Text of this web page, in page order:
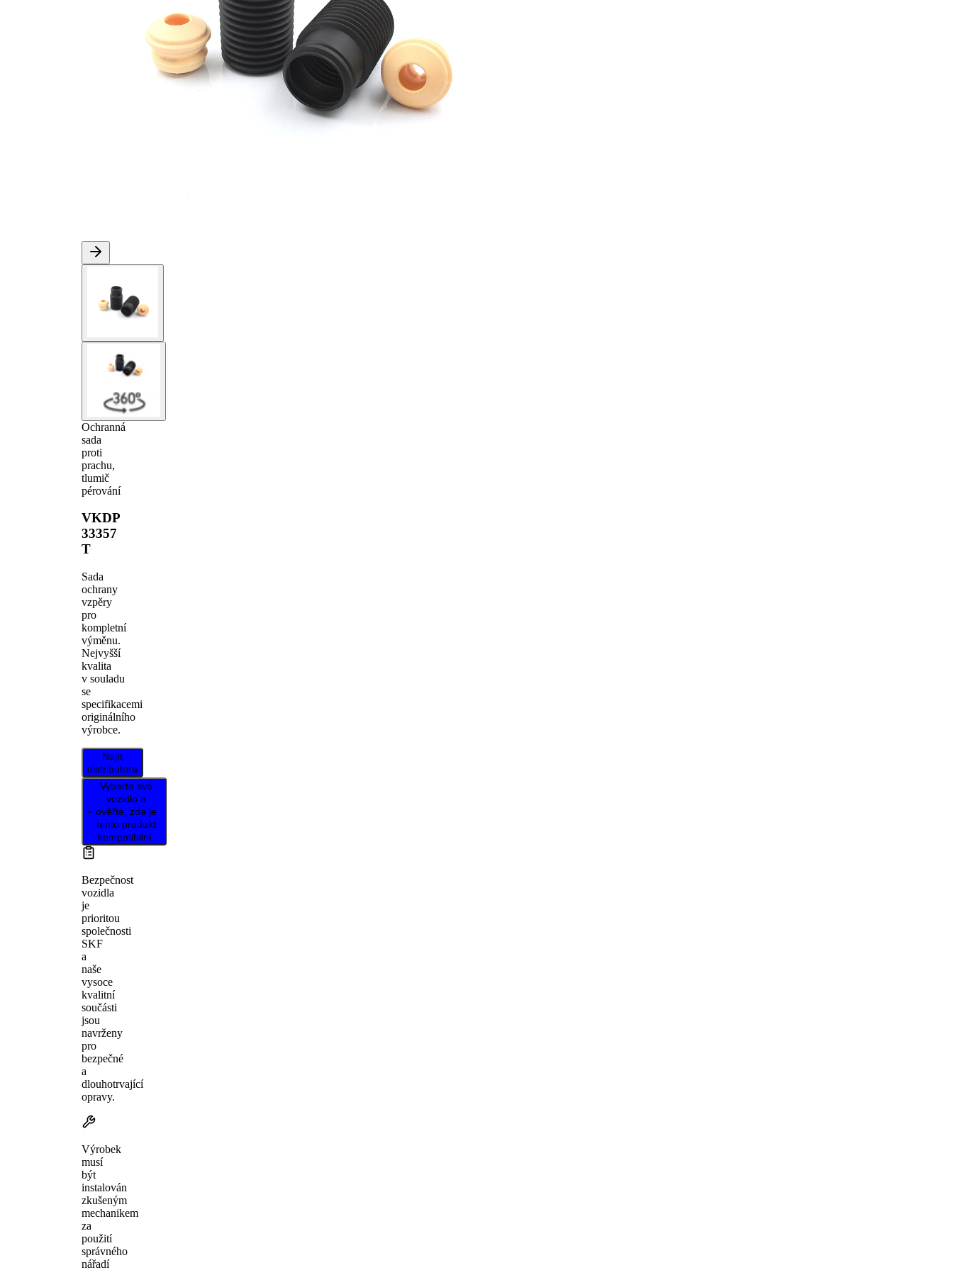
Ochranná
sada
proti
prachu,
tlumič
pérování
VKDP
33357
T
Sada
ochrany
vzpěry
pro
kompletní
výměnu.
Nejvyšší
kvalita
v souladu
se
specifikacemi
originálního
výrobce.
Najít
distributora
Vyberte své
vozidlo a
ověřte, zda je
tento produkt
kompatibilní.
Bezpečnost
vozidla
je
prioritou
společnosti
SKF
a
naše
vysoce
kvalitní
součásti
jsou
navrženy
pro
bezpečné
a
dlouhotrvající
opravy.
Výrobek
musí
být
instalován
zkušeným
mechanikem
za
použití
správného
nářadí